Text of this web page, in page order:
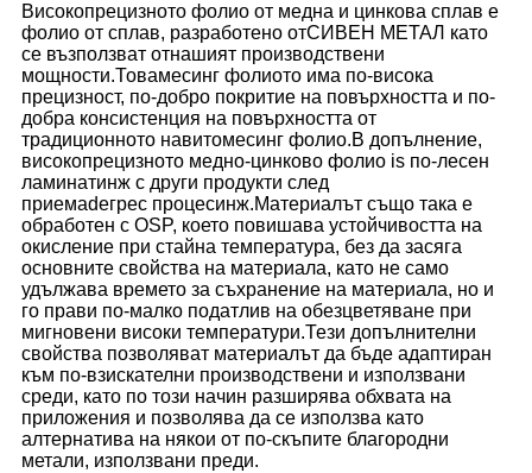
Високопрецизното фолио от медна и цинкова сплав е
фолио от сплав, разработено отСИВЕН МЕТАЛ като
се възползват отнашият производствени
мощности.Товамесинг фолиото има по-висока
прецизност, по-добро покритие на повърхността и по-
добра консистенция на повърхността от
традиционното навитомесинг фолио.В допълнение,
високопрецизното медно-цинково фолио is по-лесен
ламинатинж с други продукти след
приемаdeгрес процесинж.Материалът също така е
обработен с OSP, което повишава устойчивостта на
окисление при стайна температура, без да засяга
основните свойства на материала, като не само
удължава времето за съхранение на материала, но и
го прави по-малко податлив на обезцветяване при
мигновени високи температури.Тези допълнителни
свойства позволяват материалът да бъде адаптиран
към по-взискателни производствени и използвани
среди, като по този начин разширява обхвата на
приложения и позволява да се използва като
алтернатива на някои от по-скъпите благородни
метали, използвани преди.